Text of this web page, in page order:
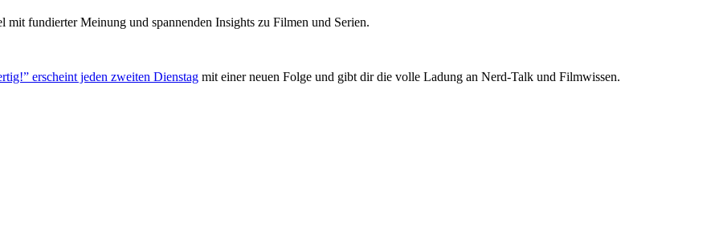
fundierter Meinung und spannenden Insights zu Filmen und Serien.
erscheint jeden zweiten Dienstag mit einer neuen Folge und gibt dir die volle Ladung an Nerd-Talk und Filmwissen.